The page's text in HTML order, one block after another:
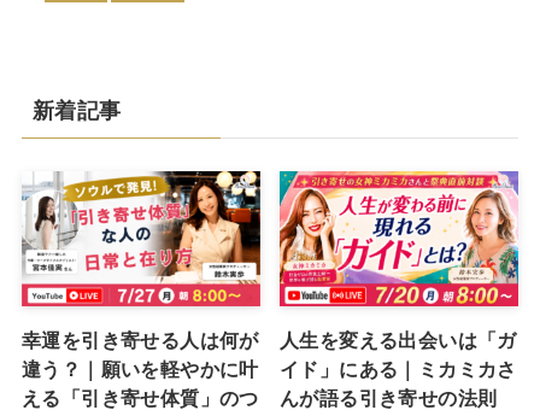
新着記事
幸運を引き寄せる人は何が
違う？｜願いを軽やかに叶
える「引き寄せ体質」のつ
人生を変える出会いは「ガ
イド」にある｜ミカミカさ
んが語る引き寄せの法則